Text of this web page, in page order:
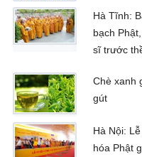
Hà Tĩnh:
bạch
sĩ trước
Chè xanh
gút
Hà Nội:
hóa Phật